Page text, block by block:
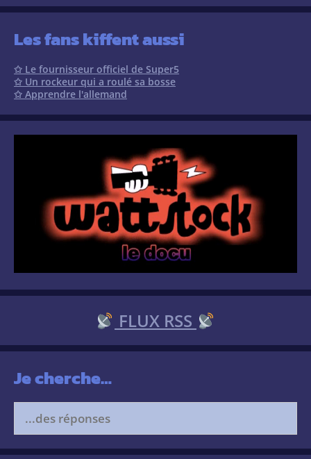
Les fans kiffent aussi
✩ Le fournisseur officiel de Super5
✩ Un rockeur qui a roulé sa bosse
✩ Apprendre l'allemand
FLUX RSS
Je cherche…
for: